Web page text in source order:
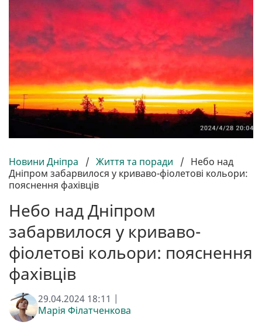
Новини Дніпра / Життя та поради / Небо над
Дніпром забарвилося у криваво-фіолетові кольори:
пояснення фахівців
Небо над Дніпром
забарвилося у криваво-
фіолетові кольори: пояснення
фахівців
29.04.2024 18:11 |
Марія Філатченкова